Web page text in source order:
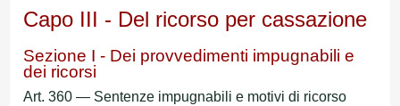
Capo III - Del ricorso per cassazione
Sezione I - Dei provvedimenti impugnabili e
dei ricorsi
Art. 360 — Sentenze impugnabili e motivi di ricorso